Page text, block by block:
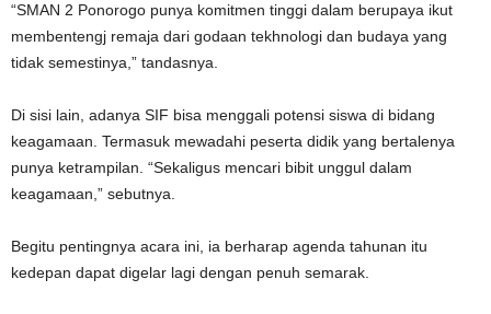
“SMAN 2 Ponorogo punya komitmen tinggi dalam berupaya ikut
membentengj remaja dari godaan tekhnologi dan budaya yang
tidak semestinya,” tandasnya.
Di sisi lain, adanya SIF bisa menggali potensi siswa di bidang
keagamaan. Termasuk mewadahi peserta didik yang bertalenya
punya ketrampilan. “Sekaligus mencari bibit unggul dalam
keagamaan,” sebutnya.
Begitu pentingnya acara ini, ia berharap agenda tahunan itu
kedepan dapat digelar lagi dengan penuh semarak.